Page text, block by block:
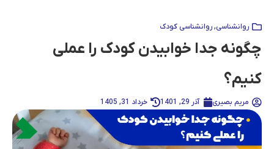
روانشناسی,روانشناسی کودک
چگونه جدا خوابیدن کودک را عملی
کنیم؟
مریم بصیری آذر 29, 1401 خرداد 31, 1405